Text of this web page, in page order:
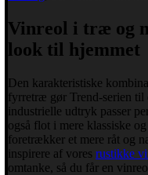
Vinreol i træ og
look til hjemmet
Den karakteristiske
fyrretræ gør Trend-serien
industrielle udtryk passer
også flot i mere klassiske
foretrækker et mere råt og
inspirere af vores rustikke
omtanke, så du får en